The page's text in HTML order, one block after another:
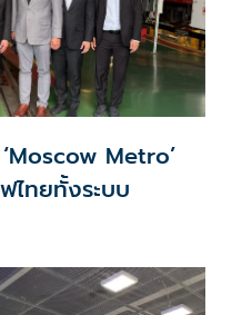
Metro’
ไทยทั้งระบบ